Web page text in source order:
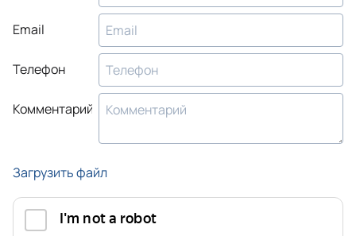
Email
Телефон
Комментарий
Загрузить файл